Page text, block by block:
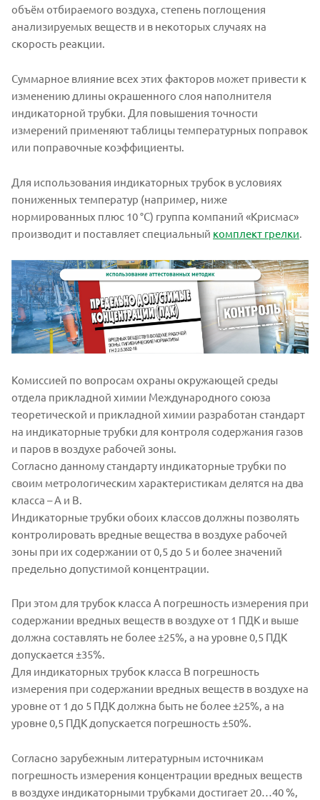
объём отбираемого воздуха, степень поглощения
анализируемых веществ и в некоторых случаях на
скорость реакции.
Суммарное влияние всех этих факторов может привести к
изменению длины окрашенного слоя наполнителя
индикаторной трубки. Для повышения точности
измерений применяют таблицы температурных поправок
или поправочные коэффициенты.
Для использования индикаторных трубок в условиях
пониженных температур (например, ниже
нормированных плюс 10 °С) группа компаний «Крисмас»
производит и поставляет специальный комплект грелки.
Комиссией по вопросам охраны окружающей среды
отдела прикладной химии Международного союза
теоретической и прикладной химии разработан стандарт
на индикаторные трубки для контроля содержания газов
и паров в воздухе рабочей зоны.
Согласно данному стандарту индикаторные трубки по
своим метрологическим характеристикам делятся на два
класса – А и В.
Индикаторные трубки обоих классов должны позволять
контролировать вредные вещества в воздухе рабочей
зоны при их содержании от 0,5 до 5 и более значений
предельно допустимой концентрации.
При этом для трубок класса А погрешность измерения при
содержании вредных веществ в воздухе от 1 ПДК и выше
должна составлять не более ±25%, а на уровне 0,5 ПДК
допускается ±35%.
Для индикаторных трубок класса В погрешность
измерения при содержании вредных веществ в воздухе на
уровне от 1 до 5 ПДК должна быть не более ±25%, а на
уровне 0,5 ПДК допускается погрешность ±50%.
Согласно зарубежным литературным источникам
погрешность измерения концентрации вредных веществ
в воздухе индикаторными трубками достигает 20…40 %,